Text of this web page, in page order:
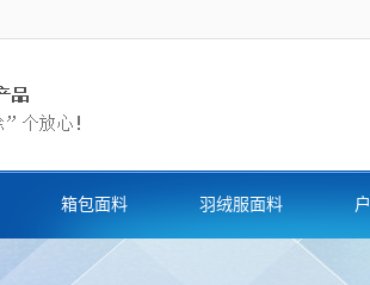
箱包面料 羽绒服面料